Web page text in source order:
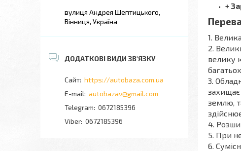
+
1.
2.
велику
3.
захищає
землю,
4.
5. При
6.
вулиця Андрея Шептицького,
Вінниця, Україна
https://autobaza.com.ua
autobazav@gmail.com
0672185396
0672185396